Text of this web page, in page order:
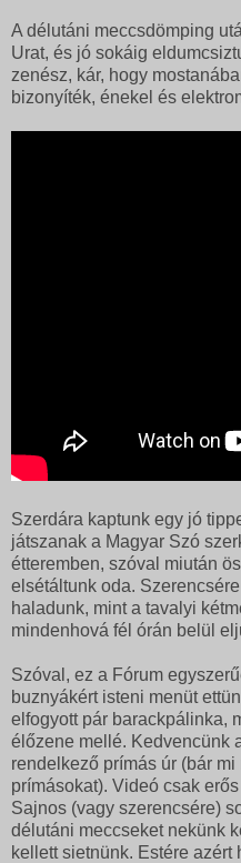
A délutáni meccsdömping
Urat, és jó sokáig
zenész, kár, hogy
bizonyíték, énekel és
Szerdára kaptunk egy jó
játszanak a Magyar Szó
étteremben, szóval miután
elsétáltunk oda.
haladunk, mint a tavalyi
mindenhová fél órán belül
Szóval, ez a Fórum
buznyákért isteni menüt
elfogyott pár barackpálinka,
élőzene mellé. Kedvencünk
rendelkező prímás úr (bár
prímásokat). Videó csak
Sajnos (vagy szerencsére)
délutáni meccseket nekünk
kellett sietnünk. Estére